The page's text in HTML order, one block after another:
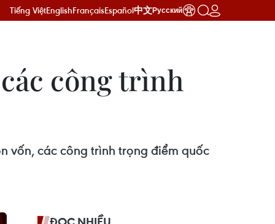
Tiếng ViệtEnglishFrançaisEspañol中文Русский
công trình
vốn, các công trình trọng điểm quốc